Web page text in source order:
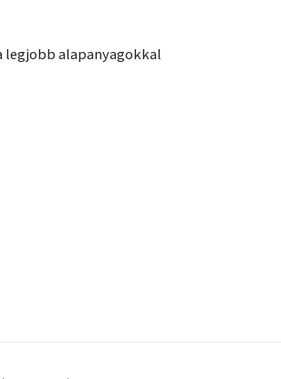
legjobb alapanyagokkal